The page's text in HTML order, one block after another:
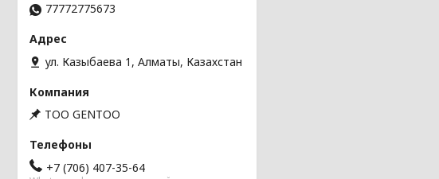
77772775673
ул. Казыбаева 1, Алматы, Казахстан
TOO GENTOO
+7 (706) 407-35-64